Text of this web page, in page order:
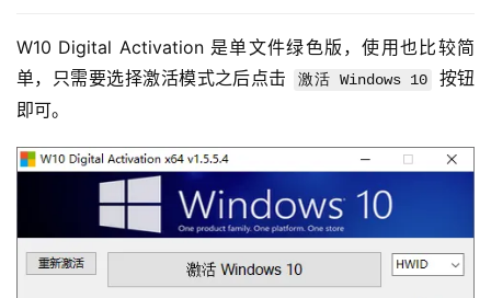
W10 Digital Activation 是单文件绿色版，使用也比较简
单，只需要选择激活模式之后点击
激活 Windows 10
按钮
即可。